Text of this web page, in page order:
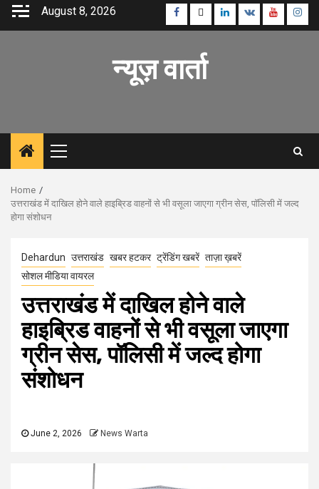
Skip
August 8, 2026 Facebook
TwitterLinkedin
VK Youtube
न्यूज़ वार्ता
Primary
Menu
Home
उत्तराखंड में दाखिल होने वाले हाइब्रिड वाहनों से भी वसूला जाएगा ग्रीन सेस, पॉलिसी में जल्द
होगा संशोधन
Dehardun उत्तराखंड खबर हटकर ट्रेंडिंग खबरें ताज़ा ख़बरें
सोशल मीडिया वायरल
उत्तराखंड में दाखिल होने वाले
हाइब्रिड वाहनों से भी वसूला जाएगा
ग्रीन सेस, पॉलिसी में जल्द होगा
संशोधन
June 2, 2026 News Warta